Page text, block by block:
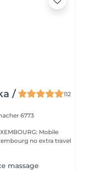
/
112
6773
no extra travel
massage